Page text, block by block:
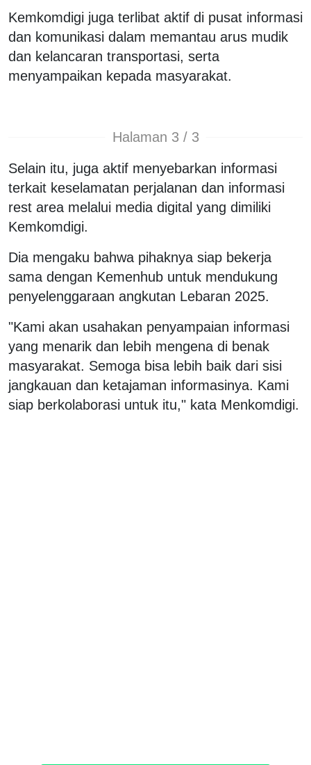
Kemkomdigi juga terlibat aktif di pusat informasi
dan komunikasi dalam memantau arus mudik
dan kelancaran transportasi, serta
menyampaikan kepada masyarakat.
Halaman 3 / 3
Selain itu, juga aktif menyebarkan informasi
terkait keselamatan perjalanan dan informasi
rest area melalui media digital yang dimiliki
Kemkomdigi.
Dia mengaku bahwa pihaknya siap bekerja
sama dengan Kemenhub untuk mendukung
penyelenggaraan angkutan Lebaran 2025.
"Kami akan usahakan penyampaian informasi
yang menarik dan lebih mengena di benak
masyarakat. Semoga bisa lebih baik dari sisi
jangkauan dan ketajaman informasinya. Kami
siap berkolaborasi untuk itu," kata Menkomdigi.